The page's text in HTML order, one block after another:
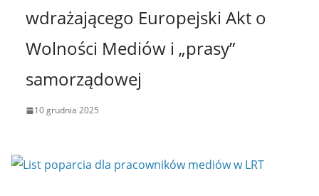
wdrażającego Europejski Akt o
Wolności Mediów i „prasy”
samorządowej
10 grudnia 2025